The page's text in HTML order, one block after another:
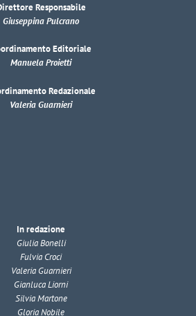
Responsabile
Giuseppina Pulcrano
Editoriale
Manuela Proietti
Redazionale
Valeria Guarnieri
In redazione
Giulia Bonelli
Fulvia Croci
Valeria Guarnieri
Gianluca Liorni
Silvia Martone
Gloria Nobile